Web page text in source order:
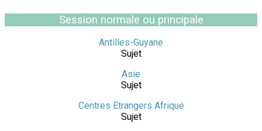
Session normale ou principale
Antilles-Guyane
Sujet
Asie
Sujet
Centres Etrangers Afrique
Sujet